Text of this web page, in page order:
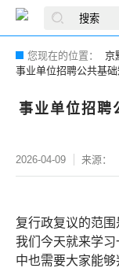
您现在的位置： 京
事业单位招聘公共基
事业单位招聘
2026-04-09 来源：
复行政复议的范围
我们今天就来学
中也需要大家能够